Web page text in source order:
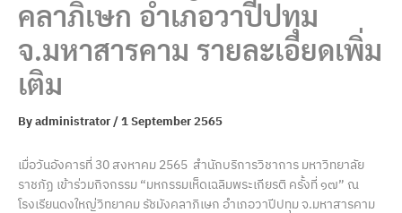
คลาภิเษก อำเภอวาปีปทุม
จ.มหาสารคาม รายละเอียดเพิ่ม
เติม
Byadministrator/1 September 2565
เมื่อวันอังคารที่ 30 สงหาคม 2565 สำนักบริการวิชาการ มหาวิทยาลัย
ราชภัฏ เข้าร่วมกิจกรรม “มหกรรมเห็ดเฉลิมพระเกียรติ ครั้งที่ ๑๗” ณ
โรงเรียนดงใหญ่วิทยาคม รัชมังคลาภิเษก อำเภอวาปีปทุม จ.มหาสารคาม